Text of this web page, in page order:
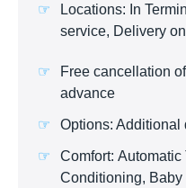
Locations: In
service, Delivery
Free cancellation
advance
Options: Additional
Comfort:
Conditioning, Baby